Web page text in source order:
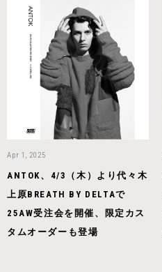
Apr 1, 2025
ANTOK、4/3（木）より代々木
上原BREATH BY DELTAで
25AW受注会を開催、限定カス
タムオーダーも登場